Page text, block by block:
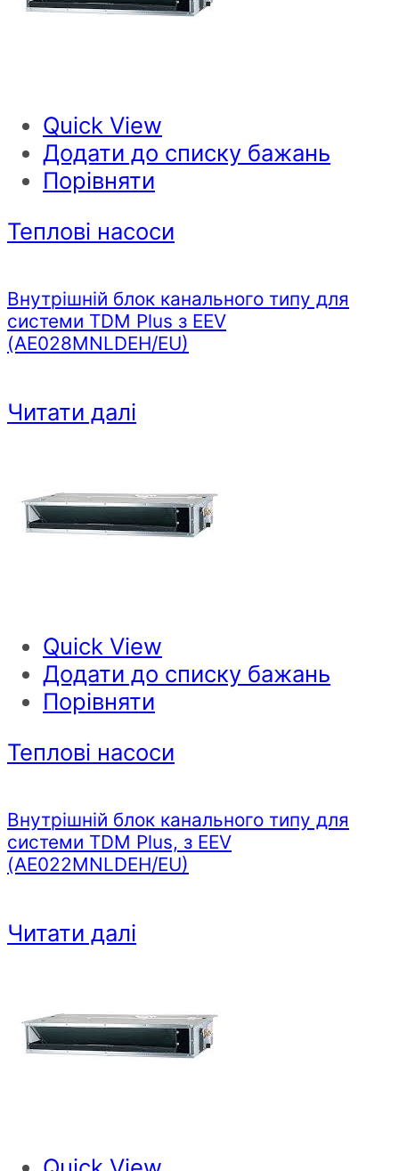
Quick View
Додати до списку бажань
Порівняти
Теплові насоси
Внутрішній блок канального типу для
системи TDM Plus з EEV
(AE028MNLDEH/EU)
Читати далі
Quick View
Додати до списку бажань
Порівняти
Теплові насоси
Внутрішній блок канального типу для
системи TDM Plus, з EEV
(AE022MNLDEH/EU)
Читати далі